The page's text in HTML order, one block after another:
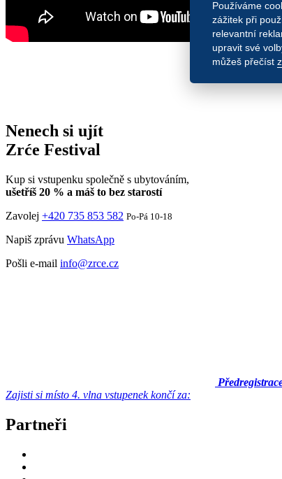
Nenech si ujít
Zrće Festival
Kup si vstupenku společně s ubytováním,
ušetříš 20 % a máš to bez starostí
Zavolej +420 735 853 582 Po-Pá 10-18
Napiš zprávu WhatsApp
Pošli e-mail info@zrce.cz
Zajisti si místo 4. vlna vstupenek končí za:
Partneři
Používáme
zážitek při
relevantní
upravit své
můžeš přečíst